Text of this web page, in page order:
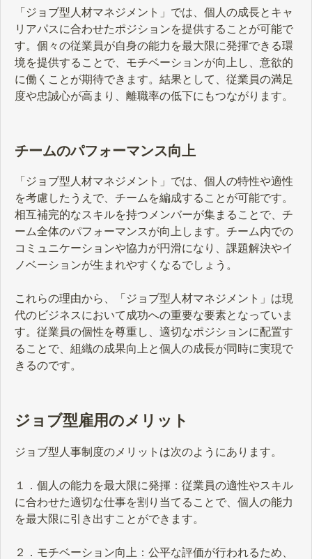
「ジョブ型人材マネジメント」では、個人の成長とキャ
リアパスに合わせたポジションを提供することが可能で
す。個々の従業員が自身の能力を最大限に発揮できる環
境を提供することで、モチベーションが向上し、意欲的
に働くことが期待できます。結果として、従業員の満足
度や忠誠心が高まり、離職率の低下にもつながります。
チームのパフォーマンス向上
「ジョブ型人材マネジメント」では、個人の特性や適性
を考慮したうえで、チームを編成することが可能です。
相互補完的なスキルを持つメンバーが集まることで、チ
ーム全体のパフォーマンスが向上します。チーム内での
コミュニケーションや協力が円滑になり、課題解決やイ
ノベーションが生まれやすくなるでしょう。
これらの理由から、「ジョブ型人材マネジメント」は現
代のビジネスにおいて成功への重要な要素となっていま
す。従業員の個性を尊重し、適切なポジションに配置す
ることで、組織の成果向上と個人の成長が同時に実現で
きるのです。
ジョブ型雇用のメリット
ジョブ型人事制度のメリットは次のようにあります。
１．個人の能力を最大限に発揮：従業員の適性やスキル
に合わせた適切な仕事を割り当てることで、個人の能力
を最大限に引き出すことができます。
２．モチベーション向上：公平な評価が行われるため、